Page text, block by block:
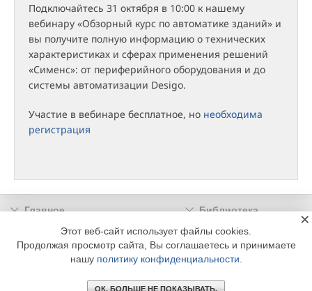
Подключайтесь 31 октября в 10:00 к нашему
вебинару «Обзорный курс по автоматике зданий» и
вы получите полную информацию о технических
характеристиках и сферах применения решений
«Сименс»: от периферийного оборудования и до
системы автоматизации Desigo.
Участие в вебинаре бесплатное, но необходима
регистрация
Главное
Библиотека
Подписка
Реклама
Информация
© 2002 - 2026 OOO Издательский дом «МЕДИА ТЕХНОЛОДЖИ» +7 (495) 665-00-
Этот веб-сайт использует файлы cookies.
Продолжая просмотр сайта, Вы соглашаетесь и принимаете
нашу политику конфиденциальности
ОК. БОЛЬШЕ НЕ ПОКАЗЫВАТЬ.
×